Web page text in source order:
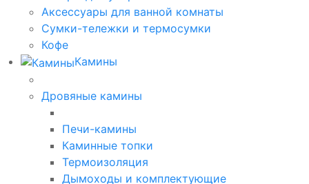
Аксессуары для ванной комнаты
Сумки-тележки и термосумки
Кофе
Камины
Дровяные камины
Печи-камины
Каминные топки
Термоизоляция
Дымоходы и комплектующие